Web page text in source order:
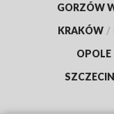
GORZÓW
KRAKÓW /
OPOLE
SZCZECIN